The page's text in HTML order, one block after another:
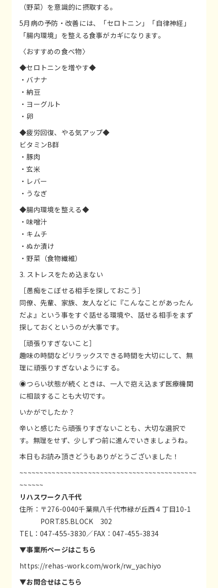
（野菜）を意識的に摂取する。
5月病の予防・改善には、「セロトニン」「自律神経」
「腸内環境」を整える食事がカギになります。
〈おすすめの食べ物〉
◆セロトニンを増やす◆
・バナナ
・納豆
・ヨーグルト
・卵
◆疲労回復、やる気アップ◆
ビタミンB群
・豚肉
・玄米
・レバー
・うなぎ
◆腸内環境を整える◆
・味噌汁
・キムチ
・ぬか漬け
・野菜（食物繊維）
3. ストレスをため込まない
［愚痴をこぼせる相手を探しておこう］
同僚、先輩、家族、友人などに『こんなことがあったん
だよ』という事をすぐ話せる環境や、話せる相手をまず
探しておくというのが大事です。
［頑張りすぎないこと］
趣味の時間などリラックスできる時間を大切にして、無
理に頑張りすぎないようにする。
◉つらい状態が続くときは、一人で抱え込まず医療機関
に相談することも大切です。
いかがでしたか？
辛いと感じたら頑張りすぎないことも、大切な選択で
す。無理をせず、少しずつ前に進んでいきましょうね。
本日もお読み頂きどうもありがとうございました！
~~~~~~~~~~~~~~~~~~~~~~~~~~~~~~~~~~~~~~~~~~~~
~~~~~~
リハスワーク八千代
住所：〒276-0040千葉県八千代市緑が丘西４丁目10-1
PORT.85.BLOCK 302
TEL：047-455-3830／FAX：047-455-3834
▼事業所ページはこちら
https://rehas-work.com/work/rw_yachiyo
▼お問合せはこちら